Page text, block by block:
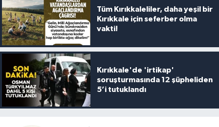
Tüm Kırıkkaleliler, daha yeşil bir
Kırıkkale için seferber olma
vakti!
Kırıkkale'de 'irtikap'
soruşturmasında 12 şüpheliden
5’i tutuklandı